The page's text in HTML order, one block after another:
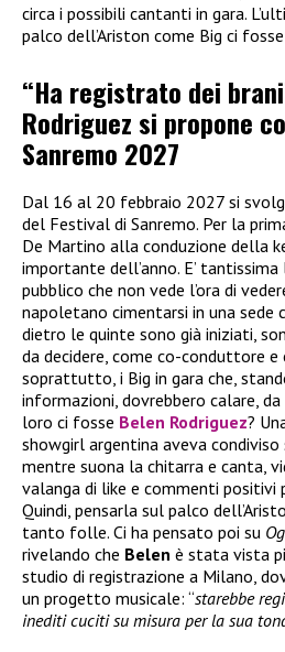
circa i possibili cantanti in gara.
palco dell’Ariston come Big ci
“Ha registrato dei
Rodriguez si propone
Sanremo 2027
Dal 16 al 20 febbraio 2027 si
del Festival di Sanremo. Per la
De Martino alla conduzione della
importante dell’anno. E’
pubblico che non vede l’ora di
napoletano cimentarsi in una
dietro le quinte sono già iniziati,
da decidere, come co-conduttore
soprattutto, i Big in gara che,
informazioni, dovrebbero calare,
loro ci fosse Belen Rodriguez?
showgirl argentina aveva
mentre suona la chitarra e canta,
valanga di like e commenti positivi
Quindi, pensarla sul palco
tanto folle. Ci ha pensato poi su
rivelando che Belen è stata vista
studio di registrazione a Milano,
un progetto musicale: “starebbe
inediti cuciti su misura per la sua